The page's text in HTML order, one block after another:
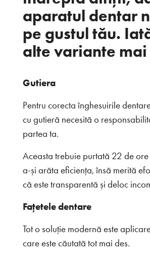
aparatul dentar
pe gustul tău.
alte variante
Gutiera
Pentru corecta înghesuirile
cu gutieră necesită o
partea ta.
Aceasta trebuie purtată 22 de
a-și arăta eficiența, însă merită
că este transparentă și deloc
Fațetele dentare
Tot o soluție modernă este
care este căutată tot mai des.